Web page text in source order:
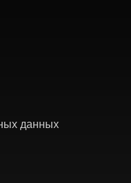
данных